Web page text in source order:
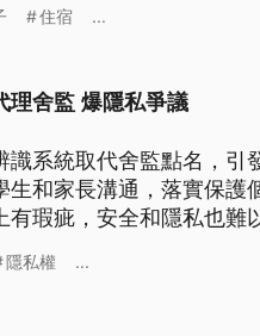
學女生宿舍遭校外男子
住宿 ...
理舍監 爆隱私爭議
識系統取代舍監點名，引
生和家長溝通，落實保護
瑕疵，安全和隱私也難
用，不過校方打算以這個
隱私權 ...